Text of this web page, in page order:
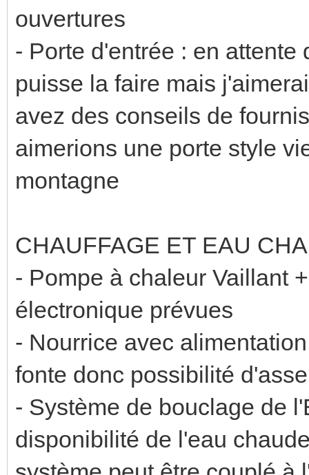
ouvertures
- Porte d'entrée : en
puisse la faire mais
avez des conseils de
aimerions une porte style
montagne
CHAUFFAGE ET EAU
- Pompe à chaleur Vaillant
électronique prévues
- Nourrice avec
fonte donc possibilité
- Système de bouclage de
disponibilité de l'eau